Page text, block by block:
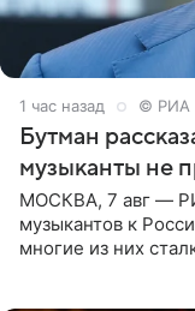
1 час назад © РИА
Бутман
музыканты не
МОСКВА, 7 авг —
музыкантов к
многие из них